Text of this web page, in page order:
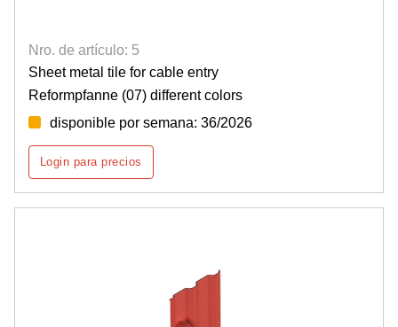
Nro. de artículo: 5
Sheet metal tile for cable entry
Reformpfanne (07) different colors
disponible por semana: 36/2026
Login para precios